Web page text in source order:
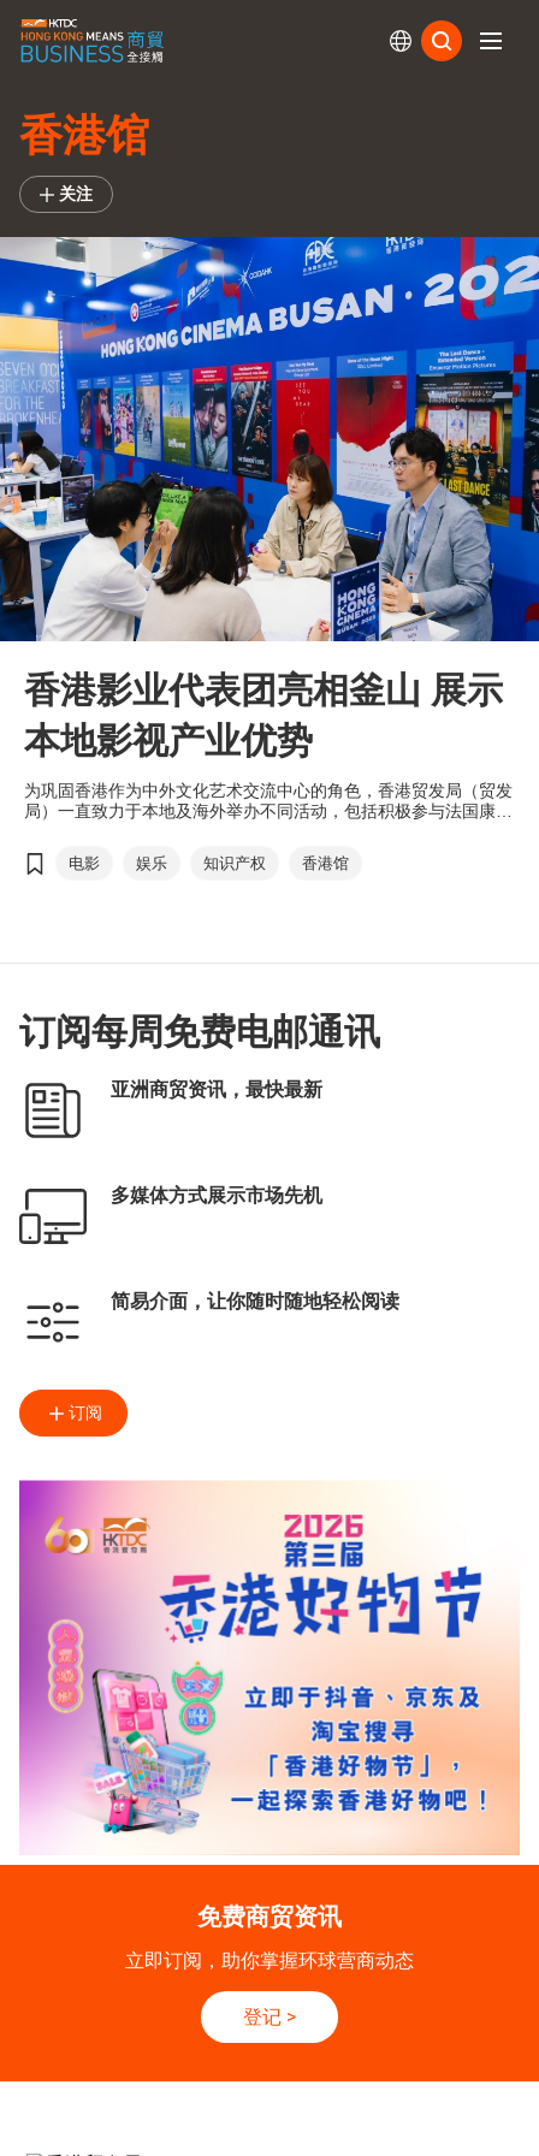
香港馆
关注
香港影业代表团亮相釜山 展示
本地影视产业优势
为巩固香港作为中外文化艺术交流中心的角色，香港贸发局（贸发
局）一直致力于本地及海外举办不同活动，包括积极参与法国康
遇。＂Hong Kong Cinema @ Busan 2025＂活动早前在韩国釜山
圆满举行，多家参展公司对活动成效表示满意，认为活动成功向海
电影 娱乐 知识产权 香港馆
订阅每周免费电邮通讯
亚洲商贸资讯，最快最新
多媒体方式展示市场先机
简易介面，让你随时随地轻松阅读
订阅
免费商贸资讯
立即订阅，助你掌握环球营商动态
登记 >